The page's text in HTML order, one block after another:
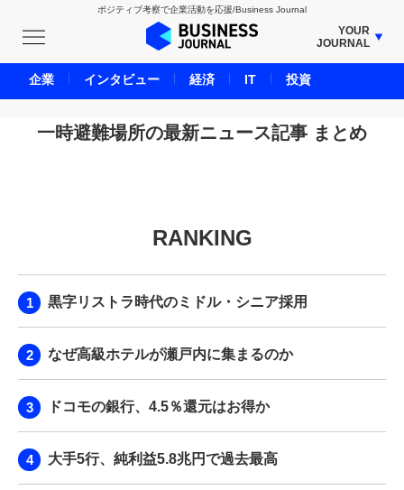
ポジティブ考察で企業活動を応援/Business Journal
YOUR
JOURNAL
BUSINESS JOURNAL
UNICORN JOURNAL
CARBON CREDITS JOURNAL
LIFE ENDING JOURNAL
BPaaS JOURNAL
一時避難場所の最新ニュース記事 まとめ
RANKING
黒字リストラ時代のミドル・シニア採用
なぜ高級ホテルが瀬戸内に集まるのか
ドコモの銀行、4.5％還元はお得か
大手5行、純利益5.8兆円で過去最高
企業 インタビュー 経済 IT 投資